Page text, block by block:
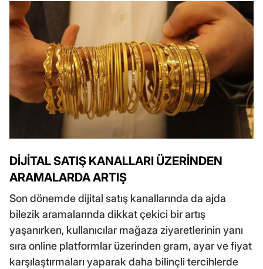
DİJİTAL SATIŞ KANALLARI ÜZERİNDEN
ARAMALARDA ARTIŞ
Son dönemde dijital satış kanallarında da ajda
bilezik aramalarında dikkat çekici bir artış
yaşanırken, kullanıcılar mağaza ziyaretlerinin yanı
sıra online platformlar üzerinden gram, ayar ve fiyat
karşılaştırmaları yaparak daha bilinçli tercihlerde